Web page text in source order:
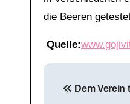
die Beeren
Quelle:
Dem